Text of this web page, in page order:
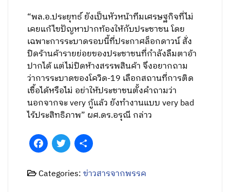
“พล.อ.ประยุทธ์ ยังเป็นหัวหน้าทีมเศรษฐกิจที่ไม่
เคยแก้ไขปัญหาปากท้องให้กับประชาชน โดย
เฉพาะการระบาดรอบนี้ที่ประกาศล็อกดาวน์ สั่ง
ปิดร้านค้ารายย่อยของประชาชนที่กำลังลืมตาอ้า
ปากได้ แต่ไม่ปิดห้างสรรพสินค้า จึงอยากถาม
ว่าการระบาดของโควิด-19 เลือกสถานที่การติด
เชื้อได้หรือไม่ อย่าให้ประชาชนตั้งคำถามว่า
นอกจากจะ very กู้แล้ว ยังทำงานแบบ very bad
ไร้ประสิทธิภาพ” ผศ.ดร.อรุณี กล่าว
FacebookTwitter
Categories:ข่าวสารจากพรรค